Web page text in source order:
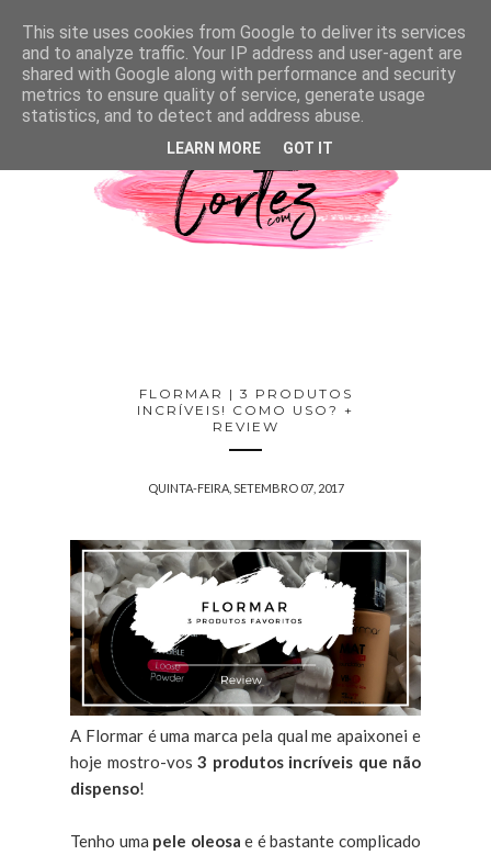
FLORMAR | 3 PRODUTOS
INCRÍVEIS! COMO USO? +
REVIEW
QUINTA-FEIRA, SETEMBRO 07, 2017
A Flormar é uma marca pela qual me apaixonei e
hoje mostro-vos 3 produtos incríveis que não
dispenso!
Tenho uma pele oleosa e é bastante complicado
This site uses cookies from Google to deliver its services
and to analyze traffic. Your IP address and user-agent are
shared with Google along with performance and security
metrics to ensure quality of service, generate usage
statistics, and to detect and address abuse.
LEARN MORE GOT IT